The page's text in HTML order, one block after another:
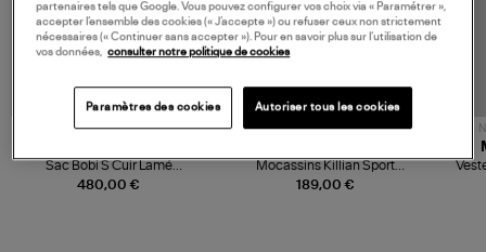
480,00 €
Sac Bobi S Cuir Lamé
Champagne
NOUVELLE COLLECTION
189,00 €
Mocassins Killian Sport
Mousse
partenaires tels que Google. Vous pouvez configurer vos choix via « Paramétrer »,
accepter l’ensemble des cookies (« J’accepte ») ou refuser ceux non strictement
nécessaires (« Continuer sans accepter »). Pour en savoir plus sur l’utilisation de
vos données, consulter notre politique de cookies
Paramètres des cookies Autoriser tous les cookies